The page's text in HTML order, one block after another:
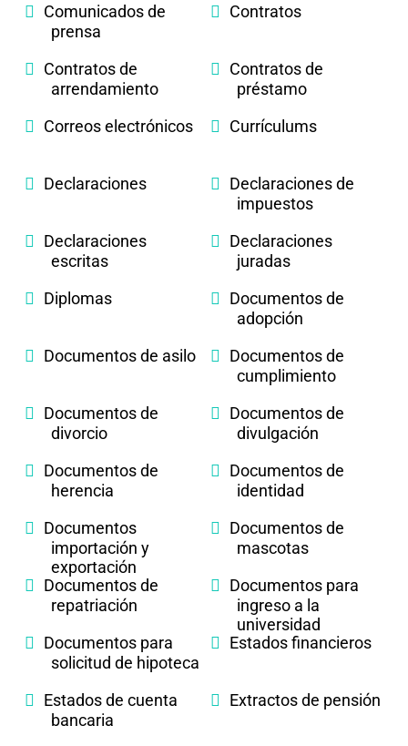
Comunicados de
prensa
Contratos
Contratos de
arrendamiento
Contratos de
préstamo
Correos electrónicos
Currículums
Declaraciones
Declaraciones de
impuestos
Declaraciones
escritas
Declaraciones
juradas
Diplomas
Documentos de
adopción
Documentos de asilo
Documentos de
cumplimiento
Documentos de
divorcio
Documentos de
divulgación
Documentos de
herencia
Documentos de
identidad
Documentos
importación y
exportación
Documentos de
mascotas
Documentos de
repatriación
Documentos para
ingreso a la
universidad
Documentos para
solicitud de hipoteca
Estados financieros
Estados de cuenta
bancaria
Extractos de pensión